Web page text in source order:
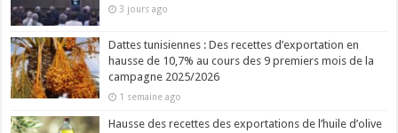
3 jours ago
Dattes tunisiennes : Des recettes d’exportation en
hausse de 10,7% au cours des 9 premiers mois de la
campagne 2025/2026
1 semaine ago
Hausse des recettes des exportations de l’huile d’olive